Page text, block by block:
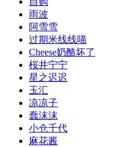
雨波
阿雪雪
过期米线线喵
Cheese奶酪坏了
桜井宁宁
星之迟迟
玉汇
凉凉子
蠢沫沫
小仓千代
麻花酱